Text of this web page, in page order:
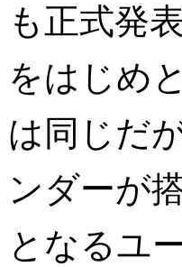
も正式発
をはじめ
は同じだ
ンダーが
となるユ